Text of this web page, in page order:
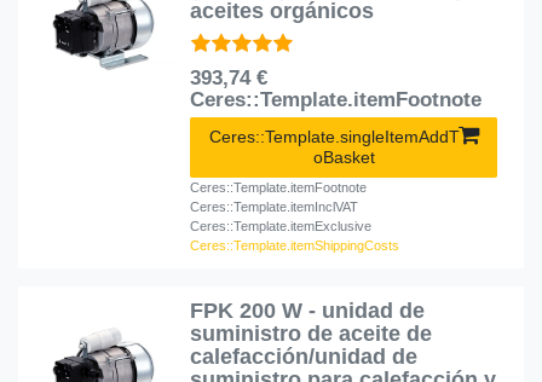
aceites orgánicos
393,74 €
Ceres::Template.itemFootnote
Ceres::Template.singleItemAddT
oBasket
Ceres::Template.itemFootnote
Ceres::Template.itemInclVAT
Ceres::Template.itemExclusive
Ceres::Template.itemShippingCosts
FPK 200 W - unidad de
suministro de aceite de
calefacción/unidad de